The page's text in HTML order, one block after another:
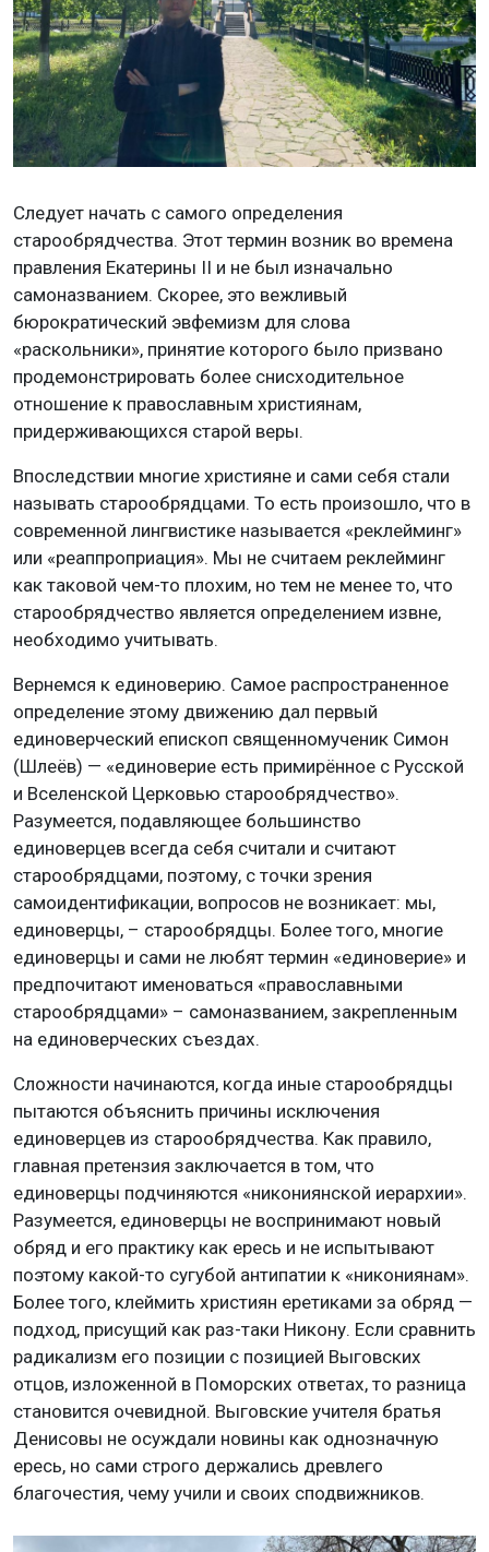
Следует начать с самого определения
старообрядчества. Этот термин возник во времена
правления Екатерины II и не был изначально
самоназванием. Скорее, это вежливый
бюрократический эвфемизм для слова
«раскольники», принятие которого было призвано
продемонстрировать более снисходительное
отношение к православным християнам,
придерживающихся старой веры.
Впоследствии многие християне и сами себя стали
называть старообрядцами. То есть произошло, что в
современной лингвистике называется «реклейминг»
или «реаппроприация». Мы не считаем реклейминг
как таковой чем-то плохим, но тем не менее то, что
старообрядчество является определением извне,
необходимо учитывать.
Вернемся к единоверию. Самое распространенное
определение этому движению дал первый
единоверческий епископ священномученик Симон
(Шлеёв) — «единоверие есть примирённое с Русской
и Вселенской Церковью старообрядчество».
Разумеется, подавляющее большинство
единоверцев всегда себя считали и считают
старообрядцами, поэтому, с точки зрения
самоидентификации, вопросов не возникает: мы,
единоверцы, – старообрядцы. Более того, многие
единоверцы и сами не любят термин «единоверие» и
предпочитают именоваться «православными
старообрядцами» – самоназванием, закрепленным
на единоверческих съездах.
Сложности начинаются, когда иные старообрядцы
пытаются объяснить причины исключения
единоверцев из старообрядчества. Как правило,
главная претензия заключается в том, что
единоверцы подчиняются «никониянской иерархии».
Разумеется, единоверцы не воспринимают новый
обряд и его практику как ересь и не испытывают
поэтому какой-то сугубой антипатии к «никониянам».
Более того, клеймить християн еретиками за обряд —
подход, присущий как раз-таки Никону. Если сравнить
радикализм его позиции с позицией Выговских
отцов, изложенной в Поморских ответах, то разница
становится очевидной. Выговские учителя братья
Денисовы не осуждали новины как однозначную
ересь, но сами строго держались древлего
благочестия, чему учили и своих сподвижников.